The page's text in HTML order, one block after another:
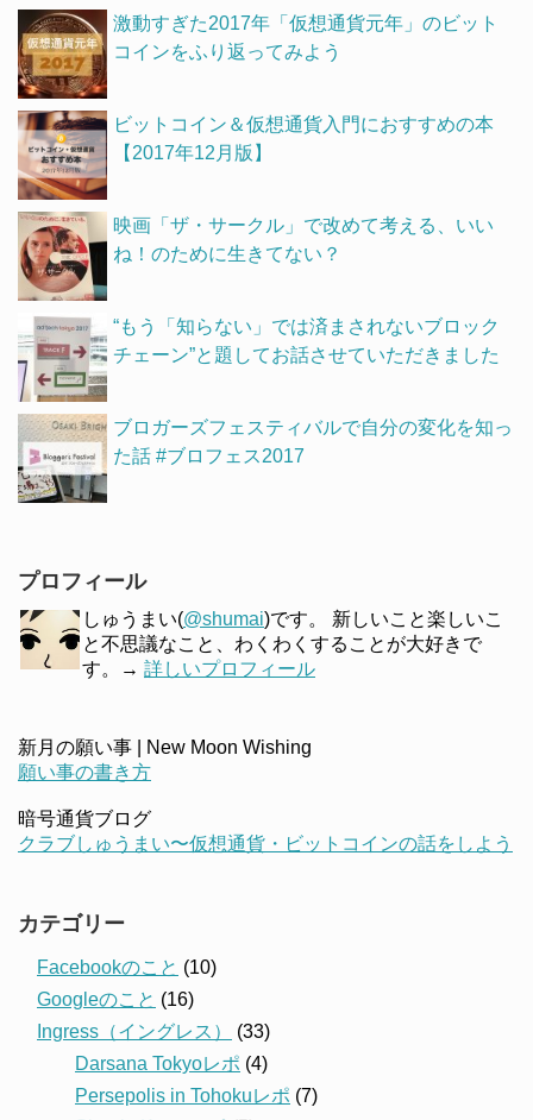
激動すぎた2017年「仮想通貨元年」のビット
コインをふり返ってみよう
ビットコイン＆仮想通貨入門におすすめの本
【2017年12月版】
映画「ザ・サークル」で改めて考える、いい
ね！のために生きてない？
“もう「知らない」では済まされないブロック
チェーン”と題してお話させていただきました
ブロガーズフェスティバルで自分の変化を知っ
た話 #ブロフェス2017
プロフィール
しゅうまい(@shumai)です。 新しいこと楽しいこ
と不思議なこと、わくわくすることが大好きで
す。→ 詳しいプロフィール
新月の願い事 | New Moon Wishing
願い事の書き方
暗号通貨ブログ
クラブしゅうまい〜仮想通貨・ビットコインの話をしよう
カテゴリー
Facebookのこと (10)
Googleのこと (16)
Ingress（イングレス）
(33)
Darsana Tokyoレポ (4)
Persepolis in Tohokuレポ (7)